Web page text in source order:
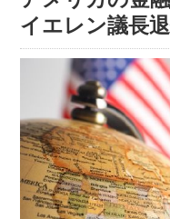
イエレン議長